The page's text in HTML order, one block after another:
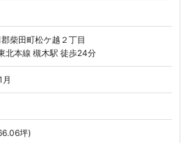
柴田町松ケ越２丁目
北本線 槻木駅 徒歩24分
月
坪)